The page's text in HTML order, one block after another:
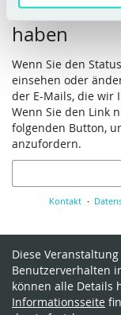
Wenn Sie
haben
Wenn Sie den
einsehen oder
der E-Mails, die wir
Wenn Sie den Link
folgenden Button,
anzufordern.
Kontakt
Diese
Benutzerverhalten
können alle Details
Informationsseite